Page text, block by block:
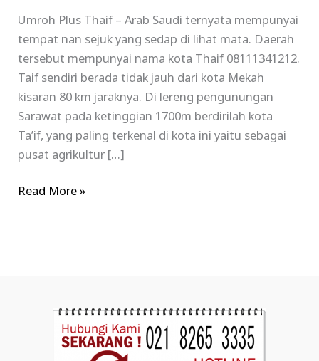
Umroh Plus Thaif – Arab Saudi ternyata mempunyai
tempat nan sejuk yang sedap di lihat mata. Daerah
tersebut mempunyai nama kota Thaif 08111341212.
Taif sendiri berada tidak jauh dari kota Mekah
kisaran 80 km jaraknya. Di lereng pengunungan
Sarawat pada ketinggian 1700m berdirilah kota
Ta’if, yang paling terkenal di kota ini yaitu sebagai
pusat agrikultur […]
Read More »